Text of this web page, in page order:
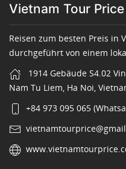
Vietnam Tour Price
Reisen zum besten Preis in
durchgeführt von einem
1914 Gebäude S4.02
Nam Tu Liem, Ha Noi,
+84 973 095 065